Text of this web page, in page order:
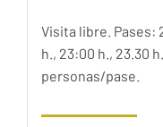
Visita libre. Pases:
h., 23:00 h., 23.30
personas/pase.